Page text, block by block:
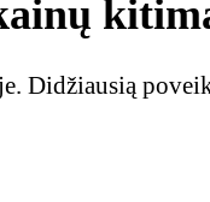
Didžiausią